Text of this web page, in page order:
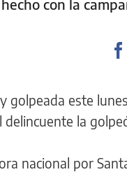
con la
golpeada este
la
nacional por